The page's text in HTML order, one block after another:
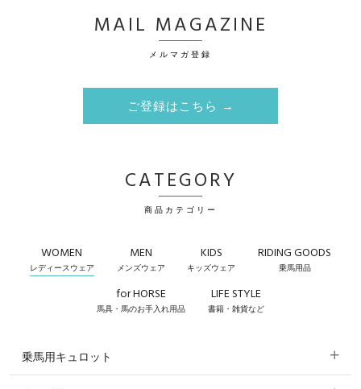
MAIL MAGAZINE
メルマガ登録
ご登録はこちら →
CATEGORY
商品カテゴリー
WOMEN
レディースウェア
MEN
メンズウェア
KIDS
キッズウェア
RIDING GOODS
乗馬用品
for HORSE
馬具・馬のお手入れ用品
LIFE STYLE
書籍・雑貨など
乗馬用キュロット